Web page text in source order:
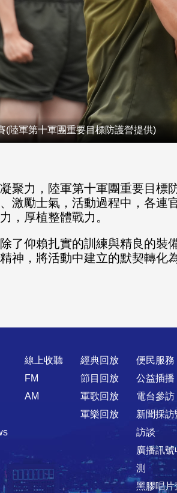
(陸軍第十軍團重要目標防護營提供)
聚力，陸軍第十軍團重要目
激勵士氣，活動過程中，各
，厚植整體戰力。
了仰賴扎實的訓練與精良的
神，將活動中建立的默契轉化
線上收聽
FM
AM
經典回放
節目回放
軍歌回放
軍樂回放
便民服務
公益插播
電台參訪
新聞採訪
訪談
廣播訊
測
黑膠唱片